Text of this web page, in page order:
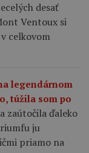
desať
Ventoux si
celkovom
legendárnom
túžila som po
zaútočila ďaleko
ju
priamo na